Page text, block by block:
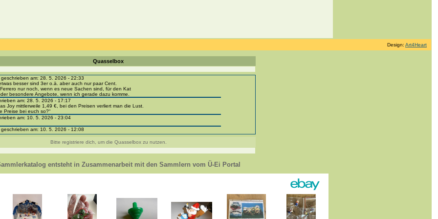
Design: Art4Heart
Quasselbox
am: 28. 5. 2026 - 22:33
besser sind 3er o.ä. aber auch nur paar Cent.
nur noch, wenn es neue Sachen sind, für den Kat
besondere Angebote, wenn ich gerade dazu komme.
am: 28. 5. 2026 - 17:17
Joy mittlerweile 1,49 €, bei den Preisen verliert man die Lust.
Preise bei euch so?“
am: 10. 5. 2026 - 23:04
am: 10. 5. 2026 - 12:08
portal-sammlerkatalog.de/categories.php?cat_id=1043
- BPZ obere Reihe
zur Strafe die nächsten 3 Monate keine Ü-Eier bekommen ;))
310, 318 und 326 habe ich keine BPZ
leider weggeworfen *grrrr* ;)
am: 29. 4. 2026 - 18:04
mir auch ein
am: 28. 4. 2026 - 21:01
Erinnerung ... oder?
Bitte registriere dich, um die Quasselbox zu nutzen.
entsteht in Zusammenarbeit mit den Sammlern vom Ü-Ei Portal